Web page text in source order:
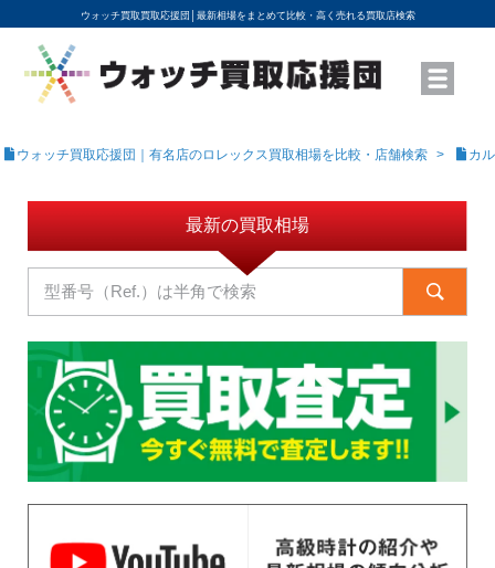
ウォッチ買取買取応援団│ 最新相場をまとめて比較・高く売れる買取店検索
YouTubeで動画を公開中
ROLEXモデル名から買取相場を調べる
高級時計ブランド名から買取相場を調べる
地域から買取店を探す
店舗名から買取店を探す
ブランド時計を高く売る方法
買取査定を依頼する
ウォッチ買取応援団｜有名店のロレックス買取相場を比較・店舗検索 カ
最新の買取相場